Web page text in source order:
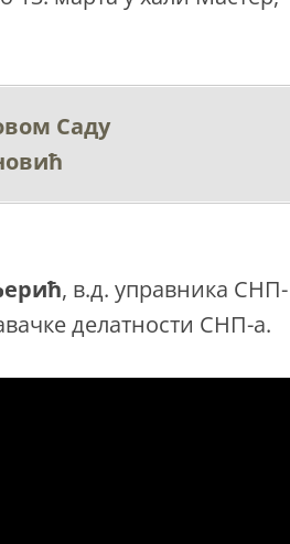
Саду
, в.д. управника СНП-
делатности СНП-а.